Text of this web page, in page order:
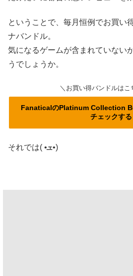
ということで、毎月恒例でお買い
ナバンドル。
気になるゲームが含まれていない
うでしょうか。
＼お買い得バンドルはこ
FanaticalのPlatinum Collection
チェックする
それでは( •ܫ•)